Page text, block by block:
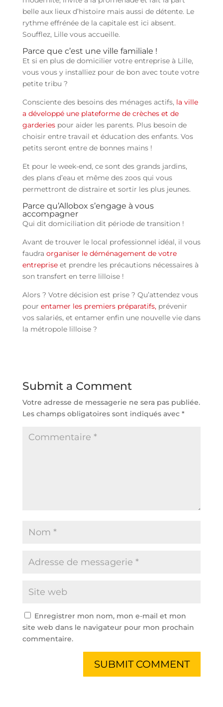
belle aux lieux d’histoire mais aussi de détente. Le
rythme effrénée de la capitale est ici absent.
Soufflez, Lille vous accueille.
Parce que c’est une ville familiale !
Et si en plus de domicilier votre entreprise à Lille,
vous vous y installiez pour de bon avec toute votre
petite tribu ?
Consciente des besoins des ménages actifs,la ville
a développé une plateforme de crèches et de
garderies pour aider les parents. Plus besoin de
choisir entre travail et éducation des enfants. Vos
petits seront entre de bonnes mains !
Et pour le week-end, ce sont des grands jardins,
des plans d’eau et même des zoos qui vous
permettront de distraire et sortir les plus jeunes.
Parce qu’Allobox s’engage à vous
accompagner
Qui dit domiciliation dit période de transition !
Avant de trouver le local professionnel idéal, il vous
faudra organiser le déménagement de votre
entreprise et prendre les précautions nécessaires à
son transfert en terre lilloise !
Alors ? Votre décision est prise ? Qu’attendez vous
pour entamer les premiers préparatifs,prévenir
vos salariés, et entamer enfin une nouvelle vie dans
la métropole lilloise ?
Submit a Comment
Votre adresse de messagerie ne sera pas publiée.
Les champs obligatoires sont indiqués avec *
Enregistrer mon nom, mon e-mail et mon
site web dans le navigateur pour mon prochain
commentaire.